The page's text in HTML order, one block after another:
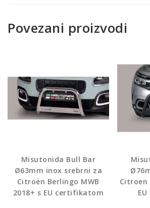
Povezani proizvodi
Misutonida Bull Bar
Ø63mm inox srebrni za
Citroën Berlingo MWB
2018+ s EU certifikatom
Citroen